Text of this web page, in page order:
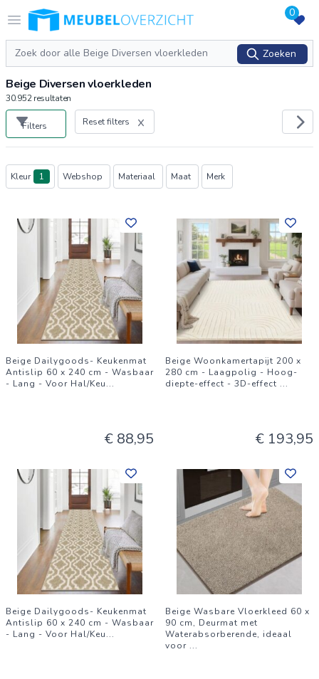
Open menu
Logo Meubeloverzicht.nl 0
Zoeken
Zoeken
Beige Diversen vloerkleden
30.952resultaten
Filters Reset filters
Producten
Kleur 1 Webshop Materiaal Maat Merk
Beige Dailygoods- Keukenmat
Antislip 60 x 240 cm - Wasbaar
- Lang - Voor Hal/Keu...
€ 88,95
Beige Woonkamertapijt 200 x
280 cm - Laagpolig - Hoog-
diepte-effect - 3D-effect ...
€ 193,95
Beige Dailygoods- Keukenmat
Antislip 60 x 240 cm - Wasbaar
- Lang - Voor Hal/Keu...
Beige Wasbare Vloerkleed 60 x
90 cm, Deurmat met
Waterabsorberende, ideaal
voor ...